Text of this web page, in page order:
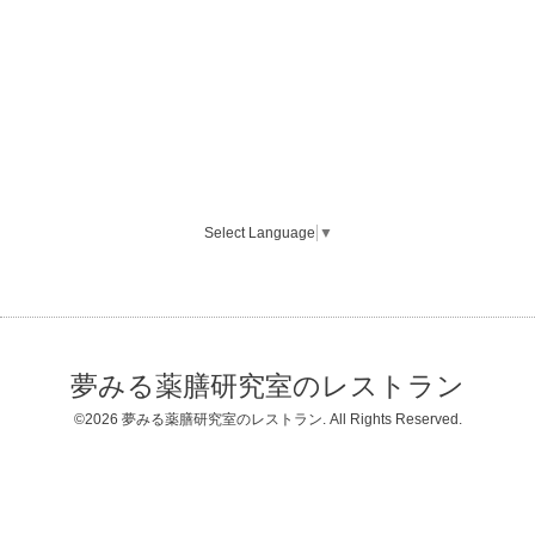
Select Language ▼
夢みる薬膳研究室のレストラン
©2026 夢みる薬膳研究室のレストラン. All Rights Reserved.